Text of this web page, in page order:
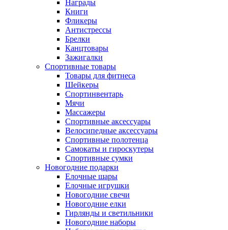
Награды
Книги
Фликеры
Антистрессы
Брелки
Канцтовары
Зажигалки
Спортивные товары
Товары для фитнеса
Шейкеры
Спортинвентарь
Мячи
Массажеры
Спортивные аксессуары
Велосипедные аксессуары
Спортивные полотенца
Самокаты и гироскутеры
Спортивные сумки
Новогодние подарки
Елочные шары
Елочные игрушки
Новогодние свечи
Новогодние елки
Гирлянды и светильники
Новогодние наборы